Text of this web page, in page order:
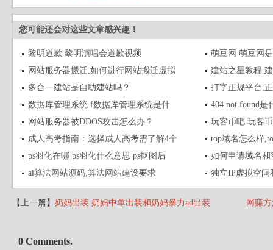
您可能还会对这些文章感兴趣！
黎明道歉 黎明演唱会道歉视频
萌豆网 萌豆网
网站服务器搬迁,如何进行网站搬迁虚拟
建站之星教程,
多合一建站是自助建站吗？
打字正规平台,
数据库管理系统 f数据库管理系统是什
404 not found是
网站服务器被DDOS攻击怎么办？
玩客币吧 玩客
成人高考指南：选择成人高考需了解4个
top域名怎么样
ps羽化在哪 ps羽化什么意思 ps抠图后
如何申请域名
ai算法网站源码,算法网站建设要求
独立IP虚拟空间
【上一篇】 奶妈出装 奶妈中单出装和奶妈暴力ad出装 网赚
0 Comments.